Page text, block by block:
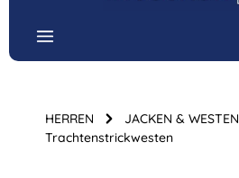
HERREN
JACKEN & WESTEN
Trachtenstrickwesten